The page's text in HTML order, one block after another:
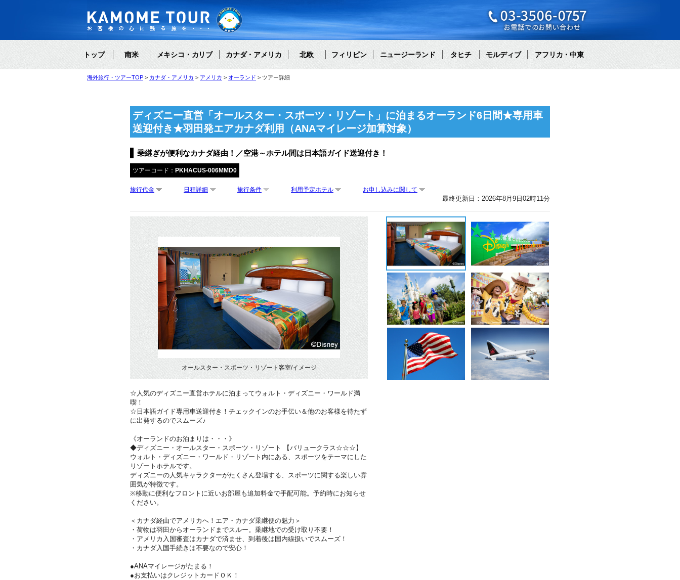
トップ 南米 メキシコ・カリブ カナダ・アメリカ 北欧 フィリピン ニュージーランド タヒチ モルディブ アフリカ・中東
海外旅行・ツアーTOP カナダ・アメリカ アメリカ オーランド ツアー詳細
ディズニー直営「オールスター・スポーツ・リゾート」に泊まるオーランド6日間★専用車
送迎付き★羽田発エアカナダ利用（ANAマイレージ加算対象）
乗継ぎが便利なカナダ経由！／空港～ホテル間は日本語ガイド送迎付き！
ツアーコード： PKHACUS-006MMD0
旅行代金 日程詳細 旅行条件 利用予定ホテル お申し込みに関して
最終更新日：2026年8月9日02時11分
オールスター・スポーツ・リゾート客室/イメージ
☆人気のディズニー直営ホテルに泊まってウォルト・ディズニー・ワールド満
喫！
☆日本語ガイド専用車送迎付き！チェックインのお手伝い＆他のお客様を待たず
に出発するのでスムーズ♪
《オーランドのお泊まりは・・・》
◆ディズニー・オールスター・スポーツ・リゾート 【バリュークラス☆☆☆】
ウォルト・ディズニー・ワールド・リゾート内にある、スポーツをテーマにした
リゾートホテルです。
ディズニーの人気キャラクターがたくさん登場する、スポーツに関する楽しい雰
囲気が特徴です。
※移動に便利なフロントに近いお部屋も追加料金で手配可能。予約時にお知らせ
ください。
＜カナダ経由でアメリカへ！エア・カナダ乗継便の魅力＞
・荷物は羽田からオーランドまでスルー。乗継地での受け取り不要！
・アメリカ入国審査はカナダで済ませ、到着後は国内線扱いでスムーズ！
・カナダ入国手続きは不要なので安心！
●ANAマイレージがたまる！
●お支払いはクレジットカードＯＫ！